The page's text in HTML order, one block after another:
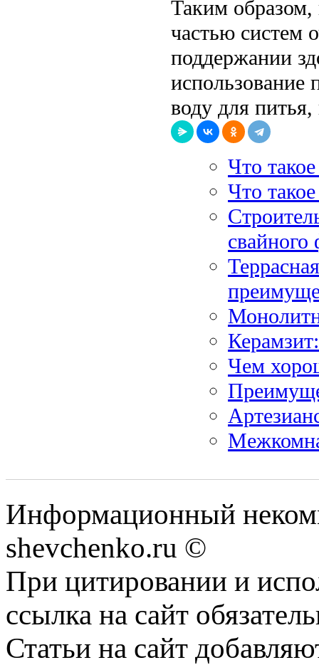
Таким образом,
частью систем
поддержании
использование
воду для
Что
Что
свайного
Чем
Информационный
shevchenko.ru ©
При цитировании и
ссылка на сайт
Статьи на сайт